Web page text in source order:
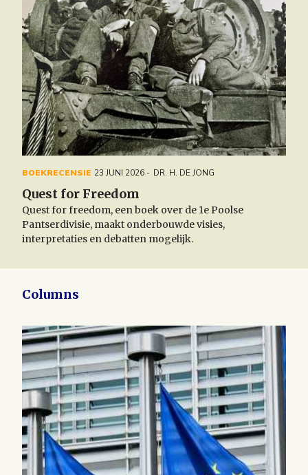
BOEKRECENSIE 23 JUNI 2026 DR. H. DE JONG
Quest for Freedom
Quest for freedom, een boek over de 1e Poolse
Pantserdivisie, maakt onderbouwde visies,
interpretaties en debatten mogelijk.
Columns